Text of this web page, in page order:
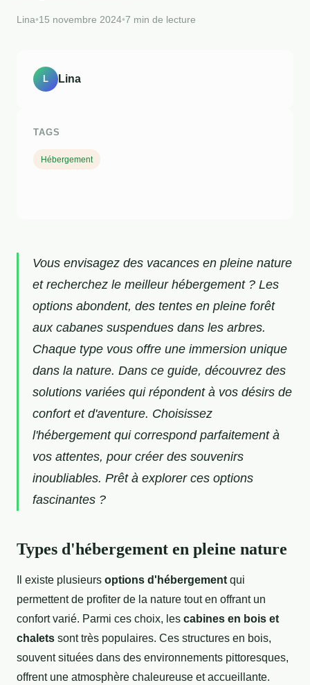
Lina•15 novembre 2024•7 min de lecture
Vous envisagez des vacances en pleine nature
et recherchez le meilleur hébergement ? Les
options abondent, des tentes en pleine forêt
aux cabanes suspendues dans les arbres.
Chaque type vous offre une immersion unique
dans la nature. Dans ce guide, découvrez des
solutions variées qui répondent à vos désirs de
confort et d'aventure. Choisissez
l'hébergement qui correspond parfaitement à
vos attentes, pour créer des souvenirs
inoubliables. Prêt à explorer ces options
fascinantes ?
Types d'hébergement en pleine nature
Il existe plusieurs options d'hébergement qui
permettent de profiter de la nature tout en offrant un
confort varié. Parmi ces choix, les cabines en bois et
chalets sont très populaires. Ces structures en bois,
souvent situées dans des environnements pittoresques,
offrent une atmosphère chaleureuse et accueillante.
L Lina
TAGS
Hébergement